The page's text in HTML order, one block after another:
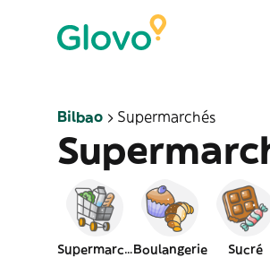
Bilbao Supermarchés
SupermarchéBoulangerie Sucré